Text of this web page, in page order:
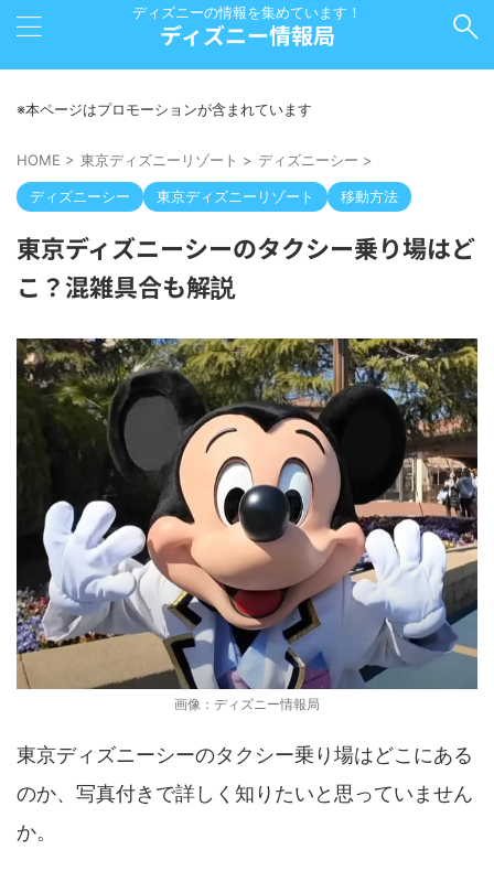
ディズニーの情報を集めています！
ディズニー情報局
※本ページはプロモーションが含まれています
HOME > 東京ディズニーリゾート > ディズニーシー >
ディズニーシー 東京ディズニーリゾート 移動方法
東京ディズニーシーのタクシー乗り場はど
こ？混雑具合も解説
画像：ディズニー情報局
東京ディズニーシーのタクシー乗り場はどこにある
のか、写真付きで詳しく知りたいと思っていません
か。